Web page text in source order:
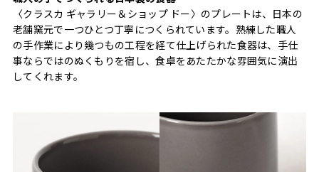
〈クラスカ ギャラリー＆ショップ ドー〉のプレートは、日本の
老舗窯元で一つひとつ丁寧につくられています。熟練した職人
の手作業により幾つもの工程を経て仕上げられた食器は、手仕
事ならではのぬくもりを宿し、食卓をあたたかな雰囲気に演出
してくれます。